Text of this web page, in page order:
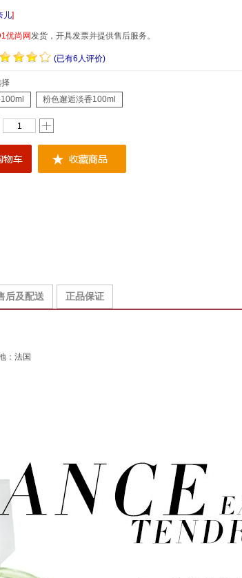
儿]
优尚网发货，开具发票并提供售后服务。
(已有6人评价)
粉色邂逅淡香100ml
后及配送 正品保证
：法国